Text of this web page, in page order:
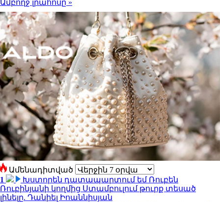
Ամբողջ լրահոսը »
Ամենադիտված
1
Խստորեն դատապարտում եմ Ռուբեն
Ռուբինյանի կողմից Ստամբուլում թուրք տեսած
լինելը. Դանիել Իոաննիսյան